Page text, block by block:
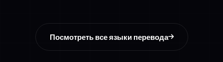
Посмотреть все языки перевода